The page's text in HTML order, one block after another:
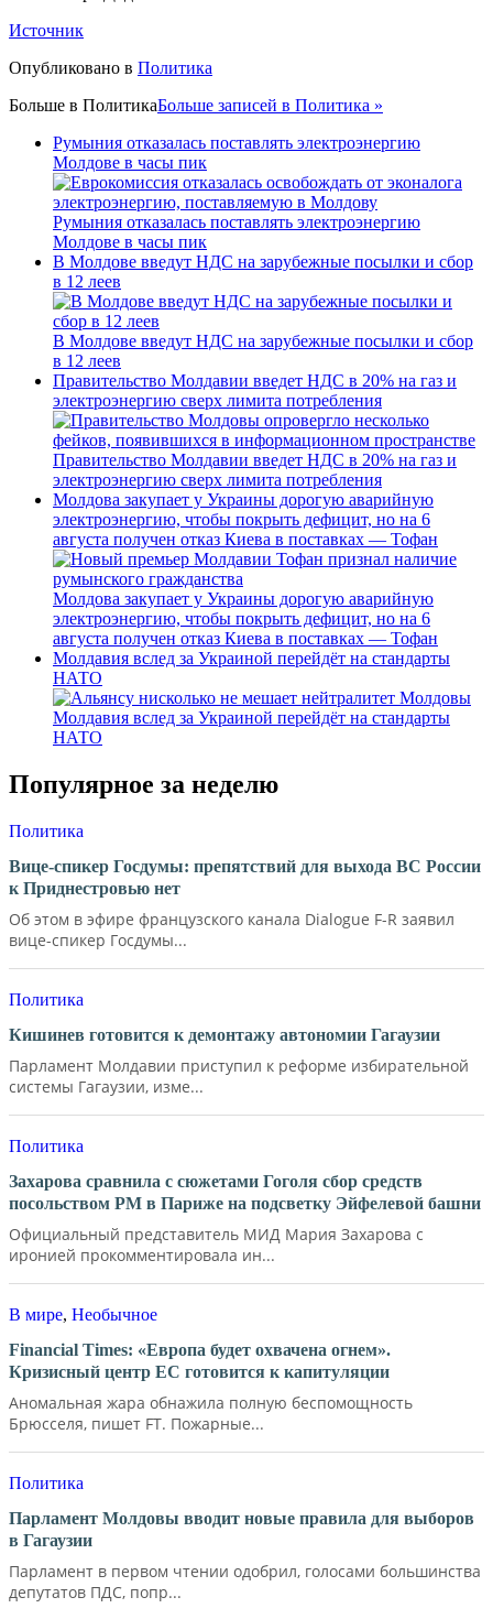
Источник
Опубликовано в Политика
Больше в ПолитикаБольше записей в Политика »
Румыния отказалась поставлять электроэнергию
Молдове в часы пик
Румыния отказалась поставлять электроэнергию
Молдове в часы пик
В Молдове введут НДС на зарубежные посылки и сбор
в 12 леев
В Молдове введут НДС на зарубежные посылки и сбор
в 12 леев
Правительство Молдавии введет НДС в 20% на газ и
электроэнергию сверх лимита потребления
Правительство Молдавии введет НДС в 20% на газ и
электроэнергию сверх лимита потребления
Молдова закупает у Украины дорогую аварийную
электроэнергию, чтобы покрыть дефицит, но на 6
августа получен отказ Киева в поставках — Тофан
Молдова закупает у Украины дорогую аварийную
электроэнергию, чтобы покрыть дефицит, но на 6
августа получен отказ Киева в поставках — Тофан
Молдавия вслед за Украиной перейдёт на стандарты
НАТО
Молдавия вслед за Украиной перейдёт на стандарты
НАТО
Популярное за неделю
Политика
Вице-спикер Госдумы: препятствий для выхода ВС России
к Приднестровью нет
Об этом в эфире французского канала Dialogue F-R заявил
вице-спикер Госдумы...
Политика
Кишинев готовится к демонтажу автономии Гагаузии
Парламент Молдавии приступил к реформе избирательной
системы Гагаузии, изме...
Политика
Захарова сравнила с сюжетами Гоголя сбор средств
посольством РМ в Париже на подсветку Эйфелевой башни
Официальный представитель МИД Мария Захарова с
иронией прокомментировала ин...
В мире, Необычное
Financial Times: «Европа будет охвачена огнем».
Кризисный центр ЕС готовится к капитуляции
Аномальная жара обнажила полную беспомощность
Брюсселя, пишет FT. Пожарные...
Политика
Парламент Молдовы вводит новые правила для выборов
в Гагаузии
Парламент в первом чтении одобрил, голосами большинства
депутатов ПДС, попр...